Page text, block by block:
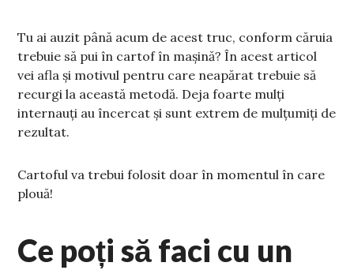
Tu ai auzit până acum de acest truc, conform căruia
trebuie să pui în cartof în mașină? În acest articol
vei afla și motivul pentru care neapărat trebuie să
recurgi la această metodă. Deja foarte mulți
internauți au încercat și sunt extrem de mulțumiți de
rezultat.
Cartoful va trebui folosit doar în momentul în care
plouă!
Ce poți să faci cu un